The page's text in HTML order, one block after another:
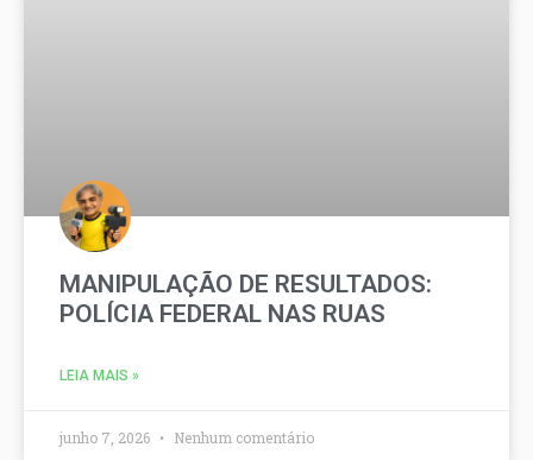
MANIPULAÇÃO DE RESULTADOS:
POLÍCIA FEDERAL NAS RUAS
LEIA MAIS »
junho 7, 2026 Nenhum comentário